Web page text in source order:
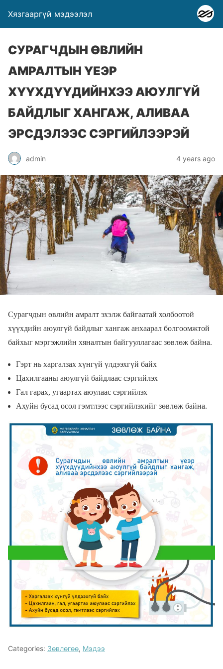
Хязгааргүй мэдээлэл
СУРАГЧДЫН ӨВЛИЙН
АМРАЛТЫН ҮЕЭР
ХҮҮХДҮҮДИЙНХЭЭ АЮУЛГҮЙ
БАЙДЛЫГ ХАНГАЖ, АЛИВАА
ЭРСДЭЛЭЭС СЭРГИЙЛЭЭРЭЙ
admin 4 years ago
Сурагчдын өвлийн амралт эхэлж байгаатай холбоотой
хүүхдийн аюулгүй байдлыг хангаж анхаарал болгоомжтой
байхыг мэргэжлийн хяналтын байгууллагаас зөвлөж байна.
Гэрт нь харгалзах хүнгүй үлдээхгүй байх
Цахилгааны аюулгүй байдлаас сэргийлэх
Гал гарах, угаартах аюулаас сэргийлэх
Ахуйн бусад осол гэмтлээс сэргийлэхийг зөвлөж байна.
Categories: Зөвлөгөө, Мэдээ